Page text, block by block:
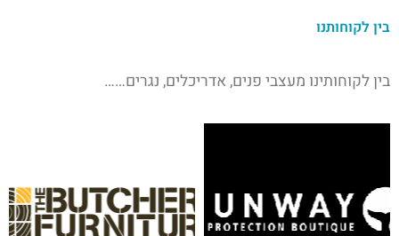
בין לקוחותנו
בין לקוחותינו מעצבי פנים, אדריכלים, נגרים……